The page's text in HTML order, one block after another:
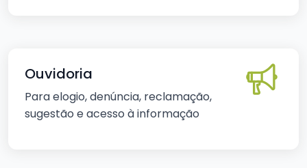
Ouvidoria
Para elogio, denúncia, reclamação,
sugestão e acesso à informação